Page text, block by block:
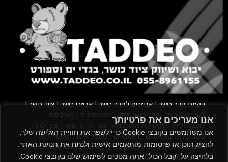
אנו מעריכים את פרטיותך
אנו משתמשים בקובצי Cookie כדי לשפר את חוויית הגלישה שלך,
להציג תוכן או פרסומות מותאמים אישית ולנתח את תנועת האתר.
בלחיצה על "קבל הכול" אתה מסכים לשימוש שלנו בקובצי Cookie.
הקמת חדר כושר|אביזרים לחדר כושר|אביזרי כושר|ציוד כושר|
ציוד כושר ביתי חדר כושר פרטי משקולות יד
משקולות
אוניברסליות |משקולות מתכווננות ציוד לחדר כושר
ציוד לחדר
כושר ביתי|באמפרים |דאמבלים |ספסל אימון | ספסל כושר|
מעמד למשקולות|ספת משקולות |כלוב אימון|משקולת קטלבלס
|סטנד למשקולות|כלוב משקולות|ציוד ספורט|ספת כושר|